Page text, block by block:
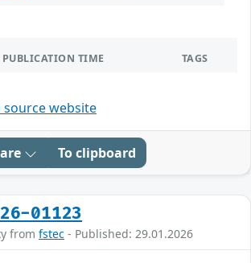
PUBLICATION TIME TAGS
website
To clipboard
01123
from fstec - Published: 29.01.2026